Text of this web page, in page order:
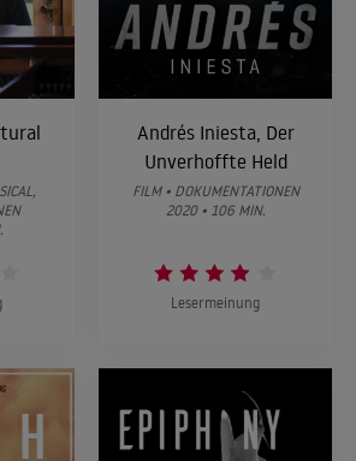
Andrés Iniesta, Der
Unverhoffte Held
FILM • DOKUMENTATIONEN
2020 • 106 MIN.
Lesermeinung